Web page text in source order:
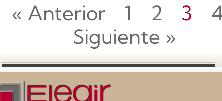
« Anterior 1 2 3
Siguiente »